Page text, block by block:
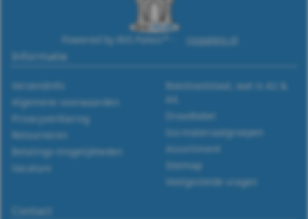
DIN
127B
-
A2
Powered by RVS Paleis™ - rvspaleis.nl
Informatie
Verzendinfo
Algemene voorwaarden
Privacyverklaring
Retourneren
Betalings-mogelijkheden
Vacature
Roestvaststaal, wat is A2 &
A4.
Draadtabel
Iso-materiaalgroepen
Assortiment
Sitemap
Veelgestelde vragen
Contact